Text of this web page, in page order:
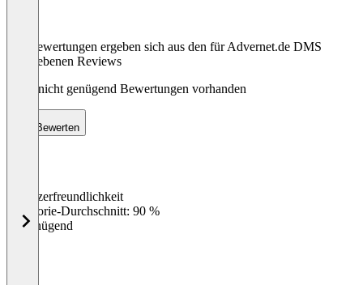
Die Bewertungen ergeben sich aus den für Advernet.de DMS
abgegebenen Reviews
Noch nicht genügend Bewertungen vorhanden
Bewerten
Benutzerfreundlichkeit
Kategorie-Durchschnitt: 90 %
Ungenügend